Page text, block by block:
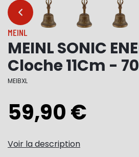
…
MEINL
MEINL SONIC
Cloche 11Cm -
MEIBXL
59,90 €
Voir la description